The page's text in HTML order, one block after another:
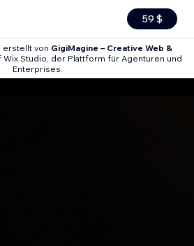
59 $
erstellt von GigiMagine – Creative Web &
Wix Studio, der Plattform für Agenturen und
Enterprises.